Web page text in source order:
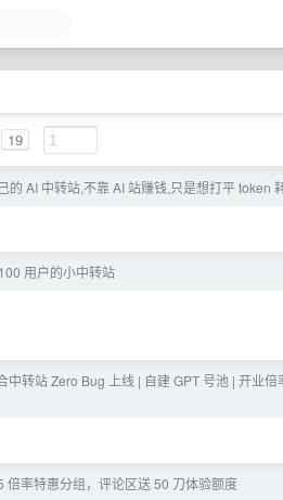
19
的 AI 中转站,不靠 AI 站赚钱,只是想打平 token
用户的小中转站
中转站 Zero Bug 上线 | 自建 GPT 号池 | 开业
倍率特惠分组，评论区送 50 刀体验额度